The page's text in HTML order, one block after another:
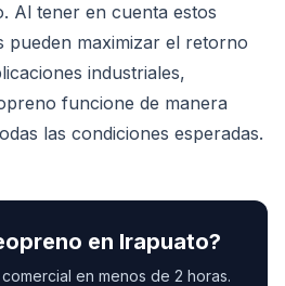
Al tener en cuenta estos
pueden maximizar el retorno
industriales,
funcione de manera
las condiciones esperadas.
en Irapuato?
en menos de 2 horas.